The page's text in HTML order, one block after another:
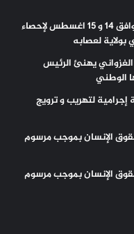
كيفه/ تحديد يومي الجمعة و السبت الموافق 14 و 15 اغسطس لإحصاء
لعصابه
يهنئ الرئيس
الوطني
لتهريب و ترويج
الإنسان بموجب مرسوم
الإنسان بموجب مرسوم